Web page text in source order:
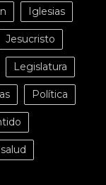
Iglesias
Jesucristo
Legislatura
Política
salud